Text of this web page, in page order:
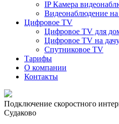
IP Камера
Видеонаблюдение
Цифровое TV
Цифровое TV для
Цифровое TV на
Спутниковое TV
Тарифы
О компании
Контакты
Подключение скоростного
Судаково